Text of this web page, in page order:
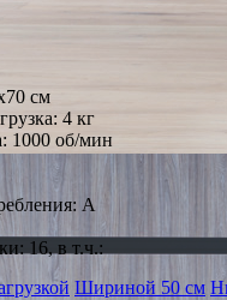
см
4 кг
1000 об/мин
A
16, в т.ч.:
Шириной 50 см